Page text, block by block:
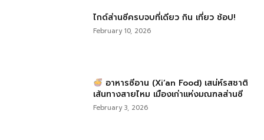
ไกด์ส่านซีครบจบที่เดียว กิน เที่ยว ช้อป!
February 10, 2026
อาหารซีอาน (Xi’an Food) เสน่ห์รสชาติ
เส้นทางสายไหม เมืองเก่าแห่งมณฑลส่านซี
February 3, 2026